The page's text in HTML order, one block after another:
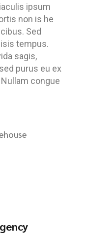
ipsum
non is he
Sed
tempus.
sagis,
purus eu ex
congue